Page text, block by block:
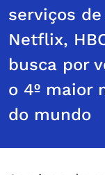
serviços
Netflix,
busca por
o 4º maior
do mundo